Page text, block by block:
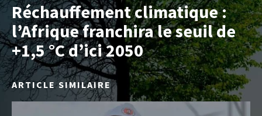
Réchauffement climatique :
l’Afrique franchira le seuil de
+1,5 °C d’ici 2050
ARTICLE SIMILAIRE